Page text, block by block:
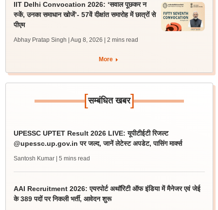
IIT Delhi Convocation 2026: ‘सवाल पूछकर न
रुकें, उनका समाधान खोजें’- 57वें दीक्षांत समारोह में छात्रों से
पीएम
Abhay Pratap Singh | Aug 8, 2026 | 2 mins read
More
[सम्बंधित खबर]
UPESSC UPTET Result 2026 LIVE: यूपीटीईटी रिजल्ट
@upessc.up.gov.in पर जल्द, जानें लेटेस्ट अपडेट, पासिंग मार्क्स
Santosh Kumar | 5 mins read
AAI Recruitment 2026: एयरपोर्ट अथॉरिटी ऑफ इंडिया में मैनेजर एवं जेई
के 389 पदों पर निकली भर्ती, आवेदन शुरू